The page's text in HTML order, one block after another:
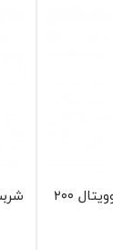
شربت استئوجویس یوروویتال ۲۰۰